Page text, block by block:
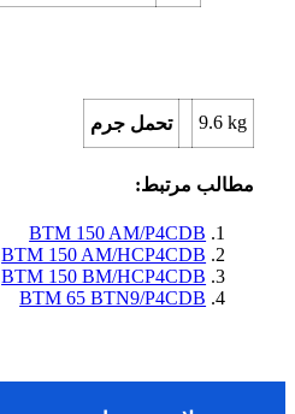
تحمل جرم 9.6kg
مطالب مرتبط:
BTM 150 AM/P4CDB
BTM 150 AM/HCP4CDB
BTM 150 BM/HCP4CDB
BTM 65 BTN9/P4CDB